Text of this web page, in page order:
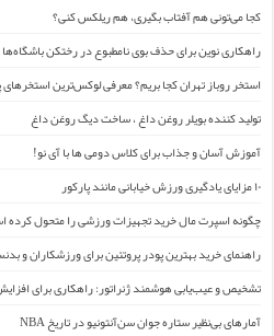
کجا می‌تونی هم آفتاب بگیری، هم ریلکس کنی؟
راهکاری نوین برای حذف بوی نامطبوع در رختکن باشگاه‌ها
استخر روباز تهران کجا بریم؟ معرفی لوکس‌ترین
تولید کننده بویلر روغن داغ ، ساخت دیگ روغن داغ
آموزش آسان و جذاب برای کلاس دومی ها با آی نو!
۱۰ مزایای یادگیری ورزش خیابانی مانند پارکور
چگونه اسپرت مال خرید تجهیزات ورزشی را متحول
راهنمای خرید بهترین پودر پروتئین برای ورزشکاران و
تشخیص و عیب‌یابی هوشمند ژنراتور: راهکاری برای
آمارهای بی‌نظیر ستاره جوان سن‌آنتونیو در تاریخ NBA